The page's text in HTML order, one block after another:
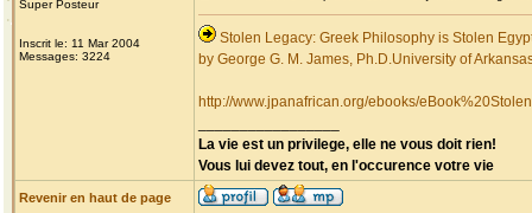
Super Posteur
Inscrit le: 11 Mar 2004
Messages: 3224
Stolen Legacy: Greek Philosophy is Stolen
by George G. M. James, Ph.D.University of
http://www.jpanafrican.org/ebooks/
La vie est un privilege, elle ne vous doit rien!
Vous lui devez tout, en l'occurence votre vie
Revenir en haut de page